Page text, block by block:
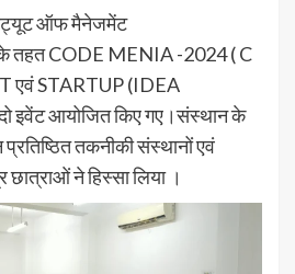
ऑफ मैनेजमेंट
तहत CODE MENIA -2024 ( C
एवं STARTUP (IDEA
इवेंट आयोजित किए गए।संस्थान के
तकनीकी संस्थानों एवं
छात्राओं ने हिस्सा लिया ।